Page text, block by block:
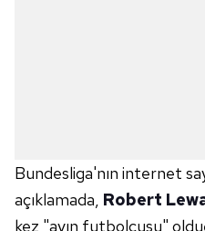
Bundesliga'nın internet
açıklamada, Robert
kez "ayın futbolcusu"